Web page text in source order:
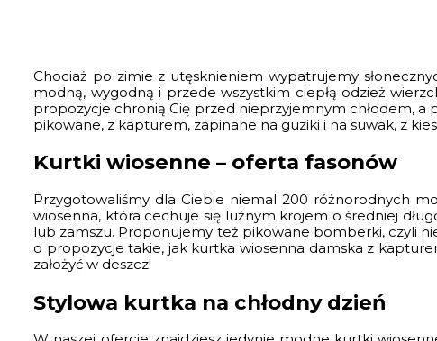
Chociaż po zimie z utęsknieniem wypatrujemy
modną, wygodną i przede wszystkim ciepłą odzież
propozycje chronią Cię przed nieprzyjemnym chłodem, a
pikowane, z kapturem, zapinane na guziki i na suwak, z
Kurtki wiosenne – oferta fasonów
Przygotowaliśmy dla Ciebie niemal 200 różnorodnych
wiosenna, która cechuje się luźnym krojem o średniej
lub zamszu. Proponujemy też pikowane bomberki, czyli
o propozycje takie, jak kurtka wiosenna damska z
założyć w deszcz!
Stylowa kurtka na chłodny dzień